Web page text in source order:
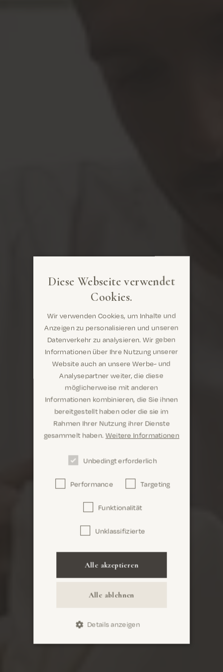
Sind Sie hier richtig? Es sieht so aus, als
wären Sie dabei United States
Confirm
Diese Webseite verwendet
Cookies.
Wir verwenden Cookies, um Inhalte und
Anzeigen zu personalisieren und unseren
Datenverkehr zu analysieren. Wir geben
Informationen über Ihre Nutzung unserer
Website auch an unsere Werbe- und
Analysepartner weiter, die diese
möglicherweise mit anderen
Informationen kombinieren, die Sie ihnen
bereitgestellt haben oder die sie im
Rahmen Ihrer Nutzung ihrer Dienste
gesammelt haben. Weitere Informationen
Unbedingt erforderlich
Performance Targeting
Funktionalität
Unklassifizierte
Alle akzeptieren
Alle ablehnen
Details anzeigen